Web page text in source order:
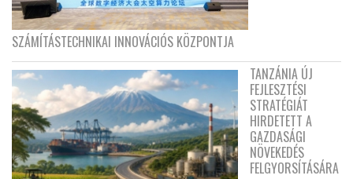
SZÁMÍTÁSTECHNIKAI INNOVÁCIÓS KÖZPONTJA
TANZÁNIA ÚJ
FEJLESZTÉSI
STRATÉGIÁT
HIRDETETT A
GAZDASÁGI
NÖVEKEDÉS
FELGYORSÍTÁSÁRA